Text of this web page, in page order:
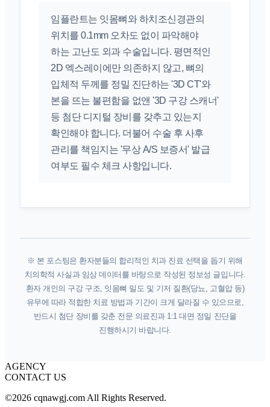
임플란트는 잇몸뼈와 하치조신경관의
위치를 0.1mm 오차도 없이 파악해야
하는 고난도 외과 수술입니다. 평면적인
2D 엑스레이에만 의존하지 않고, 뼈의
입체적 두께를 정밀 진단하는 '3D CT'와
본을 뜨는 불편함을 없앤 '3D 구강 스캐너'
등 첨단 디지털 장비를 갖추고 있는지
확인해야 합니다. 더불어 수술 후 사후
관리를 책임지는 '무상 A/S 보증서' 발급
여부도 필수 체크 사항입니다.
※ 본 포스팅은 환자분들의 합리적인 치과 진료 선택을 돕기 위해
치의학적 사실과 임상 데이터를 바탕으로 작성된 정보성 글입니다.
환자 개인의 구강 구조, 잇몸뼈 밀도 및 기저 질환(당뇨, 고혈압 등)
유무에 따라 적합한 치료 방법과 기간이 크게 달라질 수 있으므로,
반드시 첨단 장비를 갖춘 전문 의료진과 1:1 대면 정밀 진단을
진행하시기 바랍니다.
AGENCY
CONTACT US
©2026 cqnawgj.com All Rights Reserved.